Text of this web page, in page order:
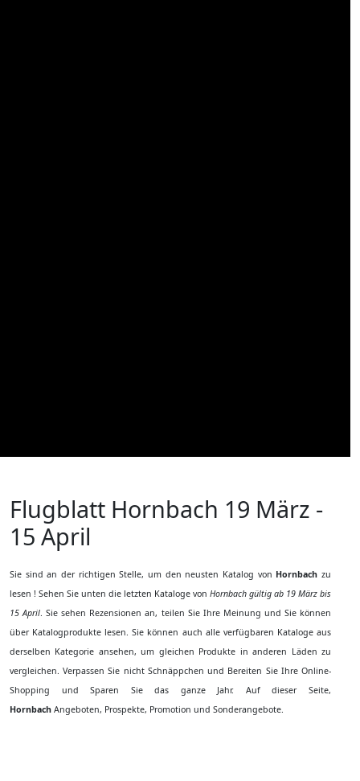
Flugblatt Hornbach 19 März -
15 April
Sie sind an der richtigen Stelle, um den neusten Katalog von Hornbachzu
lesen ! Sehen Sie unten die letzten Kataloge von Hornbach gültig ab 19 März bis
15 April. Sie sehen Rezensionen an, teilen Sie Ihre Meinung und Sie können
über Katalogprodukte lesen. Sie können auch alle verfügbaren Kataloge aus
derselben Kategorie ansehen, um gleichen Produkte in anderen Läden zu
vergleichen. Verpassen Sie nicht Schnäppchen und Bereiten Sie Ihre Online-
Shopping und Sparen Sie das ganze Jahr. Auf dieser Seite,
Hornbach Angeboten, Prospekte, Promotion und Sonderangebote.